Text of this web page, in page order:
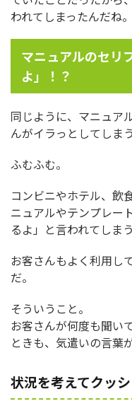
われてしまったんだね。
マニュアルのセリ
よ」！？
同じように、マニュア
んがイラっとしてしま
ふむふむ。
コンビニやホテル、飲
ニュアルやテンプレー
るよ」と言われてしま
お客さんもよく利用し
だ。
そういうこと。
お客さんが何度も聞い
ときも、気遣いの言葉
状況を考えてクッ